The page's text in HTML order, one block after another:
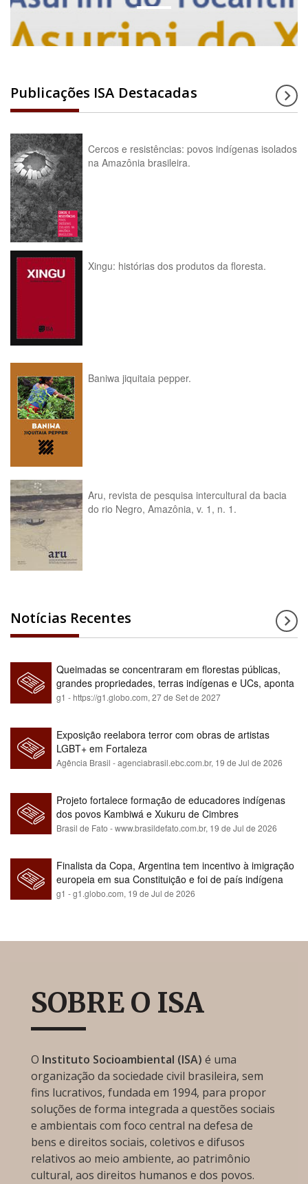
Publicações ISA Destacadas
Cercos e resistências: povos indígenas isolados
na Amazônia brasileira.
Xingu: histórias dos produtos da floresta.
Baniwa jiquitaia pepper.
Aru, revista de pesquisa intercultural da bacia
do rio Negro, Amazônia, v. 1, n. 1.
Notícias Recentes
Queimadas se concentraram em florestas públicas,
grandes propriedades, terras indígenas e UCs, aponta
relatório
g1 - https://g1.globo.com,27 de Set de 2027
Exposição reelabora terror com obras de artistas
LGBT+ em Fortaleza
Agência Brasil - agenciabrasil.ebc.com.br, 19 de Jul de 2026
Projeto fortalece formação de educadores indígenas
dos povos Kambiwá e Xukuru de Cimbres
Brasil de Fato - www.brasildefato.com.br, 19 de Jul de 2026
Finalista da Copa, Argentina tem incentivo à imigração
europeia em sua Constituição e foi de país indígena
para maioria branca
g1 - g1.globo.com, 19 de Jul de 2026
SOBRE O ISA
O Instituto Socioambiental (ISA) é uma
organização da sociedade civil brasileira, sem
fins lucrativos, fundada em 1994, para propor
soluções de forma integrada a questões sociais
e ambientais com foco central na defesa de
bens e direitos sociais, coletivos e difusos
relativos ao meio ambiente, ao patrimônio
cultural, aos direitos humanos e dos povos.